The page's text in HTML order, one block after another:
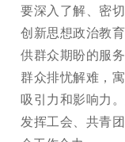
要深入了解、密
创新思想政治教
供群众期盼的服
群众排忧解难，
吸引力和影响力
发挥工会、共青